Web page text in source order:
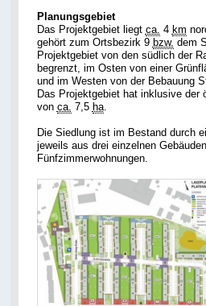
Planungsgebiet
Das Projektgebiet liegt ca. 4 km
gehört zum Ortsbezirk 9 bzw. dem
Projektgebiet von den südlich der
begrenzt, im Osten von einer
und im Westen von der Bebauung
Das Projektgebiet hat inklusive der
von ca. 7,5 ha.
Die Siedlung ist im Bestand durch
jeweils aus drei einzelnen
Fünfzimmerwohnungen.